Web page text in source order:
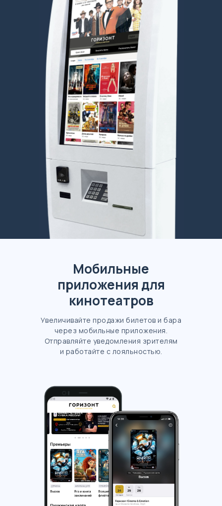
Мобильные
приложения для
кинотеатров
Увеличивайте продажи билетов и бара
через мобильные приложения.
Отправляйте уведомления зрителям
и работайте с лояльностью.